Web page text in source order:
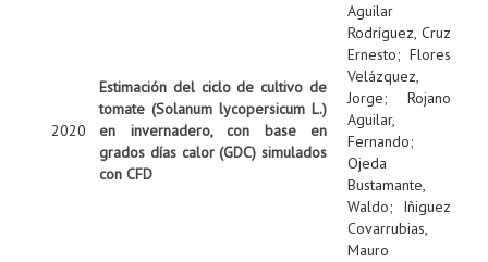
2020
Estimación del ciclo de cultivo de
tomate (Solanum lycopersicum L.)
en invernadero, con base en
grados días calor (GDC) simulados
con CFD
Aguilar
Rodríguez, Cruz
Ernesto; Flores
Velázquez,
Jorge; Rojano
Aguilar,
Fernando;
Ojeda
Bustamante,
Waldo; Iñiguez
Covarrubias,
Mauro